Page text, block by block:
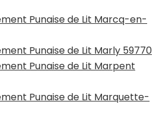
Punaise de Lit Marcq-en-
Punaise de Lit Marly 59770
Punaise de Lit Marpent
Punaise de Lit Marquette-